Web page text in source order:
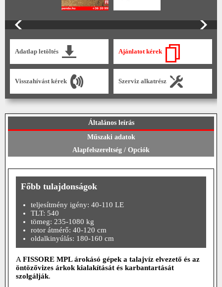
Adatlap letöltés Ajánlatot kérek
Visszahívást kérek Szerviz alkatrész
Általános leírás
Műszaki adatok
Alapfelszereltség / Opciók
Főbb tulajdonságok
teljesítmény igény: 40-110 LE
TLT: 540
tömeg: 235-1080 kg
rotor átmérő: 40-120 cm
oldalkinyúlás: 180-160 cm
A FISSORE MPL árokásó gépek a talajvíz elvezető és az
öntözővizes árkok kialakítását és karbantartását
szolgálják.